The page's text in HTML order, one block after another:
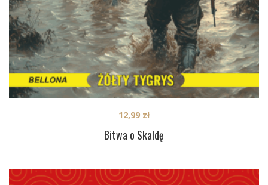
Bitwa o Skaldę
12,99 zł